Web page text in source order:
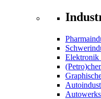
Elektronik